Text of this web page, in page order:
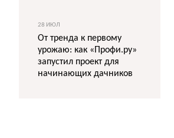
28 ИЮЛ
От тренда к первому
урожаю: как «Профи.ру»
запустил проект для
начинающих дачников